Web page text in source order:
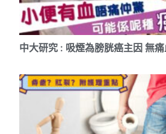
中大研究 : 吸煙為膀胱癌主因 無